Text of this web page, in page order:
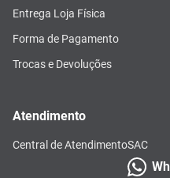
Entrega Loja Física
Forma de Pagamento
Trocas e Devoluções
Atendimento
Central de AtendimentoSAC